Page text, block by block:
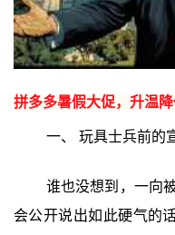
拼多多暑假大促，升温
一、 玩具士兵前的
谁也没想到，一向
会公开说出如此硬气的